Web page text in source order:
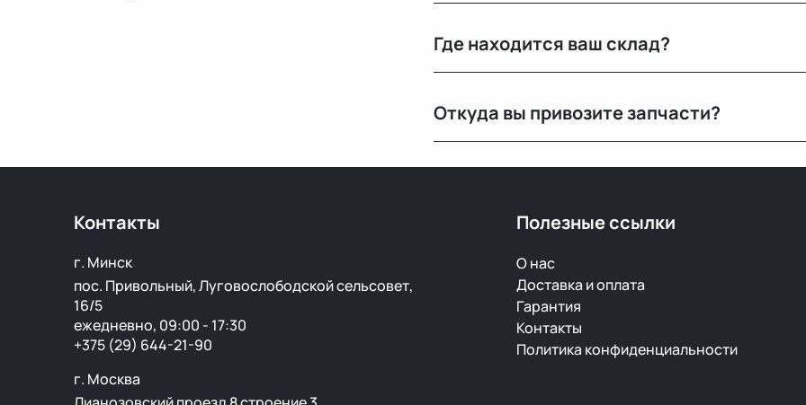
Где находится ваш склад?
РФ.
Откуда вы привозите запчасти?
Контакты
г. Минск
пос. Привольный, Луговослободской сельсовет,
16/5
ежедневно, 09:00 - 17:30
+375 (29) 644-21-90
г. Москва
Полезные ссылки
О нас
Доставка и оплата
Гарантия
Контакты
Политика конфиденциальности